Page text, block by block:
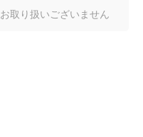
お取り扱いございません